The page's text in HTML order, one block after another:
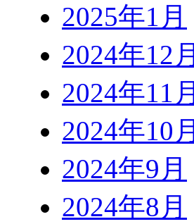
2025年1月
2024年12月
2024年11月
2024年10月
2024年9月
2024年8月